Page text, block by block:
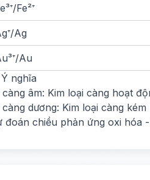
Fe²⁺
Ag
Au
nghĩa
càng âm: Kim loại càng hoạt
càng dương: Kim loại càng
đoán chiều phản ứng oxi hóa